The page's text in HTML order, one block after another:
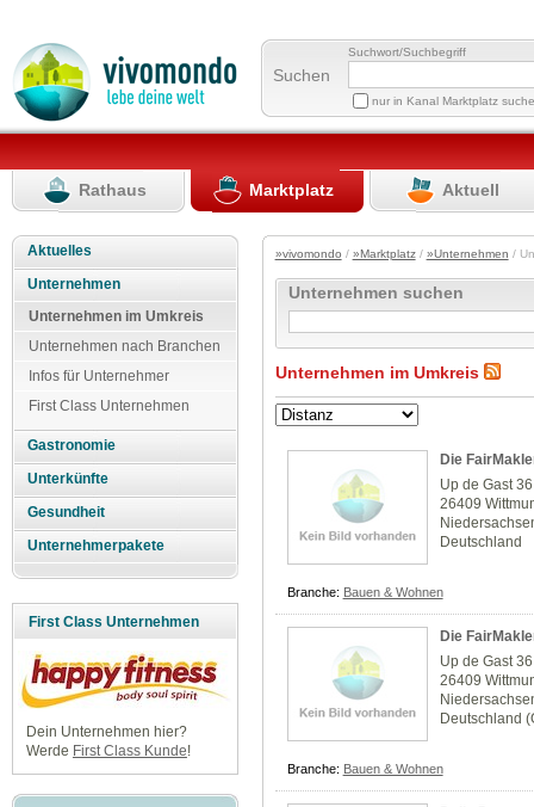
Suchen
Suchwort/Suchbegriff
nur in Kanal Marktplatz
Rathaus Marktplatz Aktuell
Aktuelles
Unternehmen
Unternehmen im Umkreis
Unternehmen nach Branchen
Infos für Unternehmer
First Class Unternehmen
Gastronomie
Unterkünfte
Gesundheit
Unternehmerpakete
First Class Unternehmen
Dein Unternehmen hier?
Werde First Class Kunde!
»vivomondo / »Marktplatz/ »Unternehmen /
Unternehmen suchen
Unternehmen im Umkreis
Die
Up de Gast 36
26409
Deutschland
Branche: Bauen & Wohnen
Die
Up de Gast 36
26409
Deutschland
Branche: Bauen & Wohnen